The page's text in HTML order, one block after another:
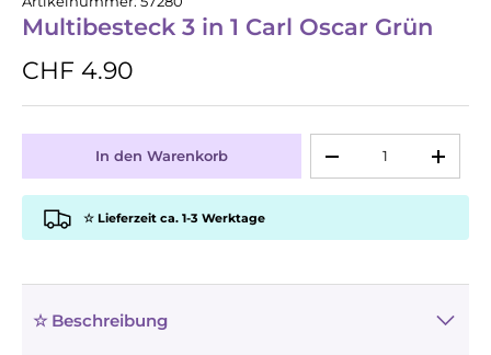
Multibesteck 3 in 1 Carl Oscar Grün
CHF 4.90
-
+
In den Warenkorb
☆ Lieferzeit ca. 1-3 Werktage
☆ Beschreibung